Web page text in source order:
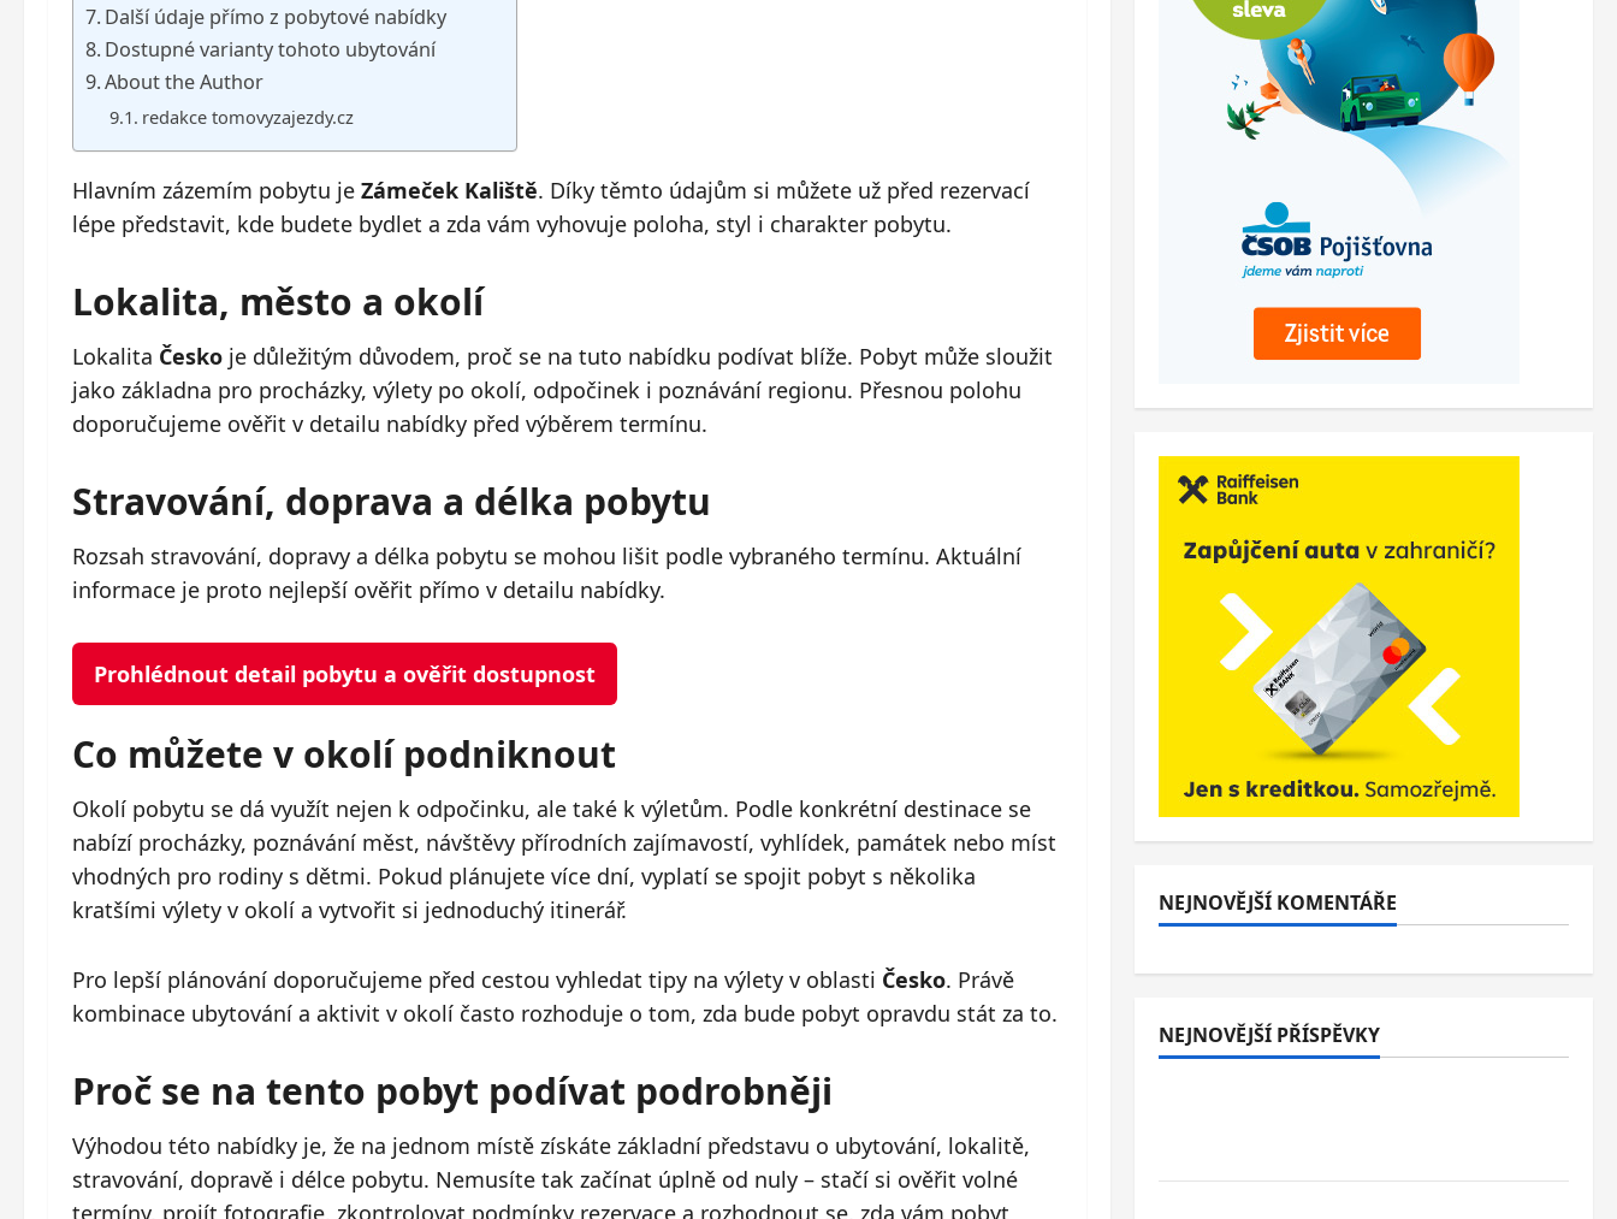
Další údaje přímo z pobytové nabídky
Dostupné varianty tohoto ubytování
About the Author
redakce tomovyzajezdy.cz
Hlavním zázemím pobytu je Zámeček Kaliště. Díky těmto údajům si můžete už před rezervací
lépe představit, kde budete bydlet a zda vám vyhovuje poloha, styl i charakter pobytu.
Lokalita, město a okolí
Lokalita Česko je důležitým důvodem, proč se na tuto nabídku podívat blíže. Pobyt může sloužit
jako základna pro procházky, výlety po okolí, odpočinek i poznávání regionu. Přesnou polohu
doporučujeme ověřit v detailu nabídky před výběrem termínu.
Stravování, doprava a délka pobytu
Rozsah stravování, dopravy a délka pobytu se mohou lišit podle vybraného termínu. Aktuální
informace je proto nejlepší ověřit přímo v detailu nabídky.
Prohlédnout detail pobytu a ověřit dostupnost
Co můžete v okolí podniknout
Okolí pobytu se dá využít nejen k odpočinku, ale také k výletům. Podle konkrétní destinace se
nabízí procházky, poznávání měst, návštěvy přírodních zajímavostí, vyhlídek, památek nebo míst
vhodných pro rodiny s dětmi. Pokud plánujete více dní, vyplatí se spojit pobyt s několika
kratšími výlety v okolí a vytvořit si jednoduchý itinerář.
Pro lepší plánování doporučujeme před cestou vyhledat tipy na výlety v oblasti Česko. Právě
kombinace ubytování a aktivit v okolí často rozhoduje o tom, zda bude pobyt opravdu stát za to.
Proč se na tento pobyt podívat podrobněji
Výhodou této nabídky je, že na jednom místě získáte základní představu o ubytování, lokalitě,
stravování, dopravě i délce pobytu. Nemusíte tak začínat úplně od nuly – stačí si ověřit volné
NEJNOVĚJŠÍ KOMENTÁŘE
NEJNOVĚJŠÍ PŘÍSPĚVKY